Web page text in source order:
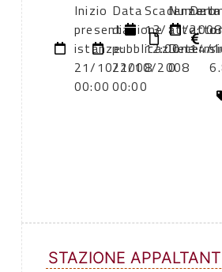
Inizio
presentazione
istanze:
21/10/2008
00:00
Data
di
pubblicazione:
21/10/2008
00:00
Scadenza:
13/11/2008
12:00
Numero
atto:
0
Data
atto:
14/
STAZIONE